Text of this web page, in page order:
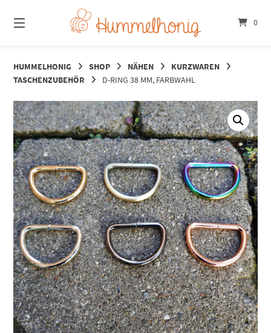
zum
Inhalt
0
HUMMELHONIG SHOP NÄHEN
KURZWAREN
TASCHENZUBEHÖR
D-RING 38 MM, FARBWAHL